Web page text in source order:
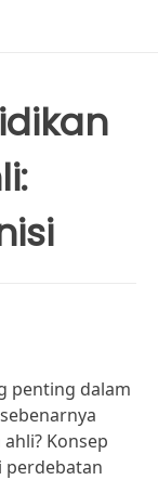
penting dalam
Konsep
perdebatan